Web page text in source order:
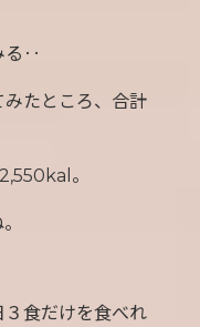
る‥
たところ、合計
。
食だけを食べれ